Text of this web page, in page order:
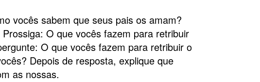
vocês sabem que seus pais os amam?
O que vocês fazem para retribuir
O que vocês fazem para retribuir o
Depois de resposta, explique que
as nossas.